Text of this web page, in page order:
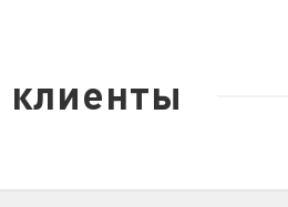
клиенты